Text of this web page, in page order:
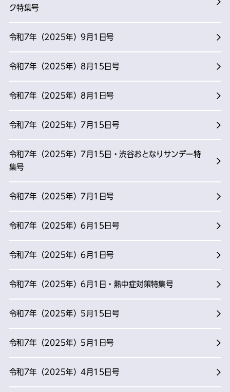
ク特集号
令和7年（2025年）9月1日号
令和7年（2025年）8月15日号
令和7年（2025年）8月1日号
令和7年（2025年）7月15日号
令和7年（2025年）7月15日・渋谷おとなりサンデー特
集号
令和7年（2025年）7月1日号
令和7年（2025年）6月15日号
令和7年（2025年）6月1日号
令和7年（2025年）6月1日・熱中症対策特集号
令和7年（2025年）5月15日号
令和7年（2025年）5月1日号
令和7年（2025年）4月15日号